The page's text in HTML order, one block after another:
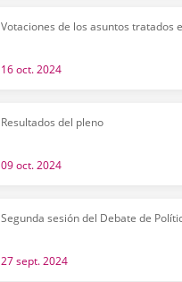
Votaciones de los asuntos tratados
16 oct. 2024
Resultados del pleno
09 oct. 2024
Segunda sesión del Debate de
27 sept. 2024